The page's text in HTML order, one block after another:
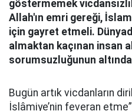
göstermemek
Allah'ın emri gereği,
için gayret etmeli.
almaktan kaçınan insan
sorumsuzluğunun
Bugün artık vicdanların
İslâmiye’nin feveran